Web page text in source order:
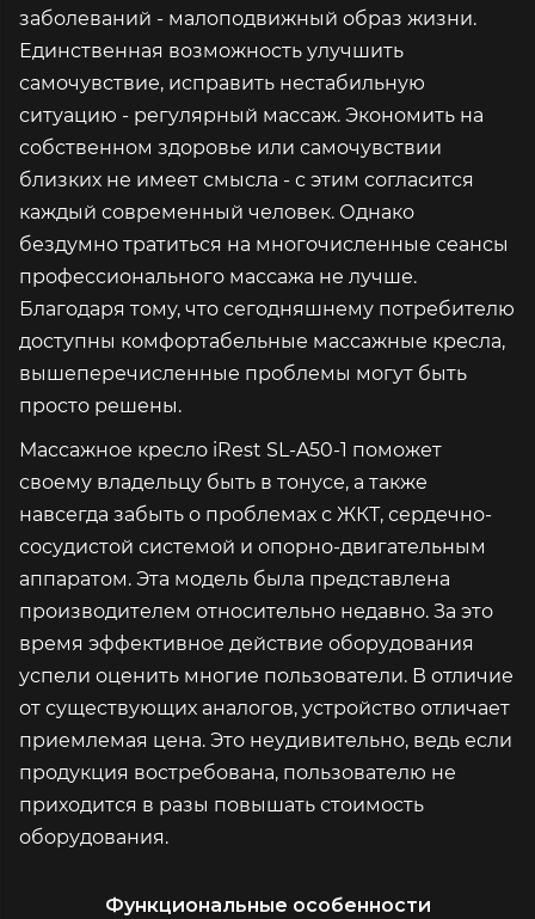
заболеваний - малоподвижный образ жизни.
Единственная возможность улучшить
самочувствие, исправить нестабильную
ситуацию - регулярный массаж. Экономить на
собственном здоровье или самочувствии
близких не имеет смысла - с этим согласится
каждый современный человек. Однако
бездумно тратиться на многочисленные сеансы
профессионального массажа не лучше.
Благодаря тому, что сегодняшнему потребителю
доступны комфортабельные массажные кресла,
вышеперечисленные проблемы могут быть
просто решены.
Массажное кресло iRest SL-A50-1 поможет
своему владельцу быть в тонусе, а также
навсегда забыть о проблемах с ЖКТ, сердечно-
сосудистой системой и опорно-двигательным
аппаратом. Эта модель была представлена
производителем относительно недавно. За это
время эффективное действие оборудования
успели оценить многие пользователи. В отличие
от существующих аналогов, устройство отличает
приемлемая цена. Это неудивительно, ведь если
продукция востребована, пользователю не
приходится в разы повышать стоимость
оборудования.
Функциональные особенности